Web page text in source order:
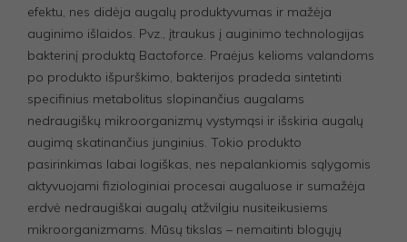
efektu, nes didėja augalų produktyvumas ir mažėja
auginimo išlaidos. Pvz., įtraukus į auginimo technologijas
bakterinį produktą Bactoforce. Praėjus kelioms valandoms
po produkto išpurškimo, bakterijos pradeda sintetinti
specifinius metabolitus slopinančius augalams
nedraugiškų mikroorganizmų vystymąsi ir išskiria augalų
augimą skatinančius junginius. Tokio produkto
pasirinkimas labai logiškas, nes nepalankiomis sąlygomis
aktyvuojami fiziologiniai procesai augaluose ir sumažėja
erdvė nedraugiškai augalų atžvilgiu nusiteikusiems
mikroorganizmams. Mūsų tikslas – nemaitinti blogųjų